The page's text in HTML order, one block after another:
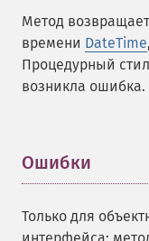
Метод
времени DateTime
Процедурный
возникла ошибка.
Ошибки
Только для